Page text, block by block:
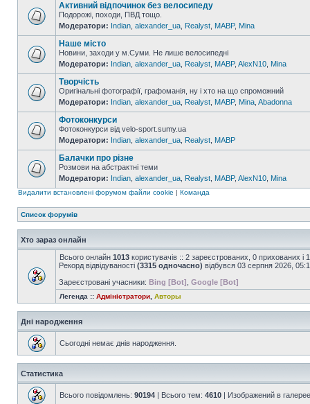
Активний відпочинок без велосипеду
Подорожі, походи, ПВД тощо.
Модератори: Indian alexander_ua Realyst MABP, Mina
Наше місто
Новини, заходи у м.Суми. Не лише велосипедні
Модератори: Indian alexander_ua Realyst MABP, AlexN10 Mina
Творчість
Оригінальні фотографії, графоманія, ну і хто на що спроможний
Модератори: Indian alexander_ua Realyst MABP, Mina Abadonna
Фотоконкурси
Фотоконкурси від velo-sport.sumy.ua
Модератори: Indian alexander_ua Realyst MABP
Балачки про різне
Розмови на абстрактні теми
Модератори: Indian alexander_ua Realyst MABP, AlexN10 Mina
Видалити встановлені форумом файли cookie | Команда
Список форумів
Хто зараз онлайн
Всього онлайн 1013 користувачів :: 2 зареєстрованих, 0 прихованих і
Рекорд відвідуваності (3315 одночасно) відбувся 03 серпня 2026,
Зареєстровані учасники: Bing [Bot] Google [Bot]
Легенда :: Адміністратори Авторы
Дні народження
Сьогодні немає днів народження.
Статистика
Всього повідомлень: 90194 | Всього тем: 4610 | Изображений в